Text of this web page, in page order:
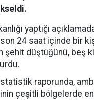
yaptığı
24 saat içinde bir
şehit düştüğünü, beş
raporunda,
çeşitli bölgelerde